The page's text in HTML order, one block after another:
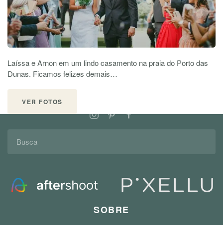
Laíssa e Arnon em um lindo casamento na praia do Porto das
Dunas. Ficamos felizes demais…
VER FOTOS
SOBRE